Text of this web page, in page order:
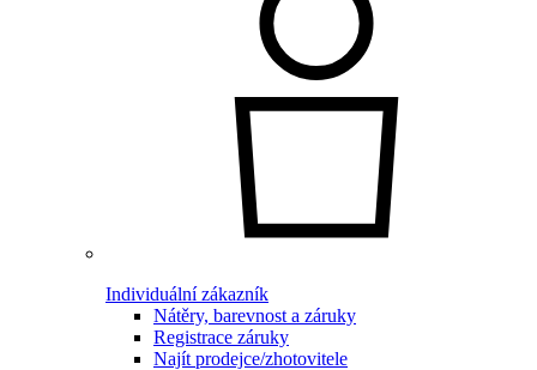
Individuální zákazník
Nátěry, barevnost a záruky
Registrace záruky
Najít prodejce/zhotovitele